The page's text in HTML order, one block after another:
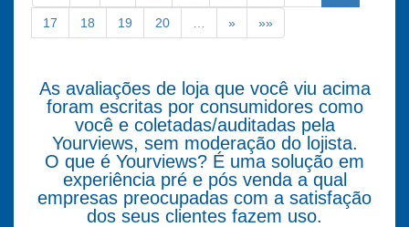
17 18 19 20 » »»
As avaliações de loja que você viu acima
foram escritas por consumidores como
você e coletadas/auditadas pela
Yourviews, sem moderação do lojista.
O que é Yourviews? É uma solução em
experiência pré e pós venda a qual
empresas preocupadas com a satisfação
dos seus clientes fazem uso.